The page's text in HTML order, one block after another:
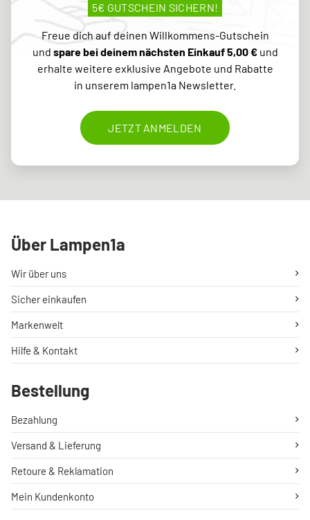
5€ GUTSCHEIN SICHERN!
Freue dich auf deinen Willkommens-Gutschein
und spare bei deinem nächsten Einkauf 5,00 €und
erhalte weitere exklusive Angebote und Rabatte
in unserem lampen1a Newsletter.
JETZT ANMELDEN
Über Lampen1a
Wir über uns
Sicher einkaufen
Markenwelt
Hilfe & Kontakt
Bestellung
Bezahlung
Versand & Lieferung
Retoure & Reklamation
Mein Kundenkonto